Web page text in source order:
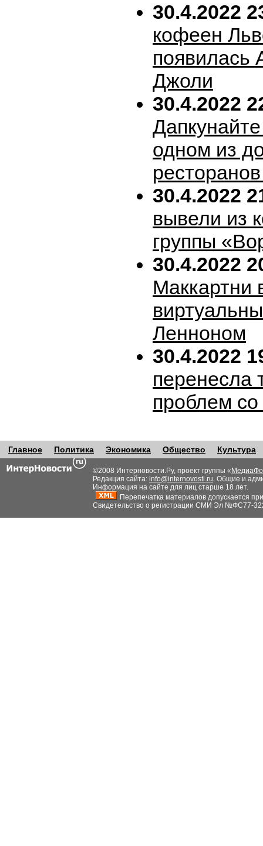
30.4.2022
кофеен
появилась
Джоли
30.4.2022
одном из
30.4.2022
вывели из
группы
30.4.2022
Маккартни
Ленноном
30.4.2022
перенесла
проблем
Главное Политика Экономика Общество Культура
©2008 Интерновости.Ру, проект группы «
Редакция сайта: info@internovosti.ru. Общие и
Информация на сайте для лиц старше 18 лет.
Перепечатка материалов допускается
Свидетельство о регистрации СМИ Эл №ФС77-